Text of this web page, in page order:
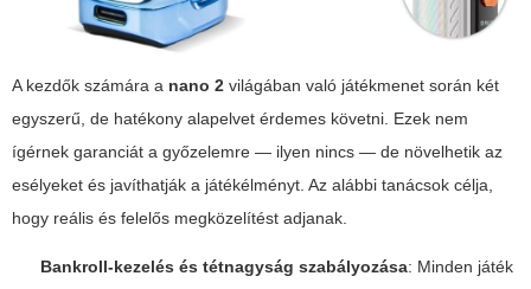
A kezdők számára a nano 2 világában való játékmenet során két
egyszerű, de hatékony alapelvet érdemes követni. Ezek nem
ígérnek garanciát a győzelemre — ilyen nincs — de növelhetik az
esélyeket és javíthatják a játékélményt. Az alábbi tanácsok célja,
hogy reális és felelős megközelítést adjanak.
Bankroll-kezelés és tétnagyság szabályozása: Minden játék